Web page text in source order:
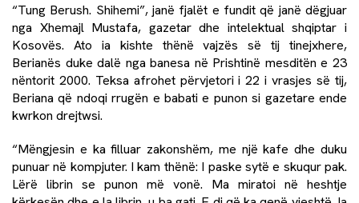
“Tung Berush. Shihemi”, janë fjalët e fundit që janë dëgjuar
nga Xhemajl Mustafa, gazetar dhe intelektual shqiptar i
Kosovës. Ato ia kishte thënë vajzës së tij tinejxhere,
Berianës duke dalë nga banesa në Prishtinë mesditën e 23
nëntorit 2000. Teksa afrohet përvjetori i 22 i vrasjes së tij,
Beriana që ndoqi rrugën e babati e punon si gazetare ende
kwrkon drejtwsi.
“Mëngjesin e ka filluar zakonshëm, me një kafe dhe duku
punuar në kompjuter. I kam thënë: I paske sytë e skuqur pak.
Lërë librin se punon më vonë. Ma miratoi në heshtje